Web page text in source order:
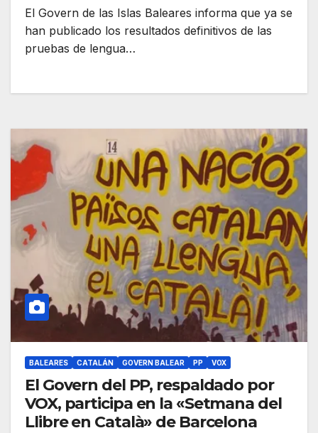
El Govern de las Islas Baleares informa que ya se
han publicado los resultados definitivos de las
pruebas de lengua…
BALEARES CATALÁN GOVERN BALEAR PP VOX
El Govern del PP, respaldado por
VOX, participa en la «Setmana del
Llibre en Català» de Barcelona